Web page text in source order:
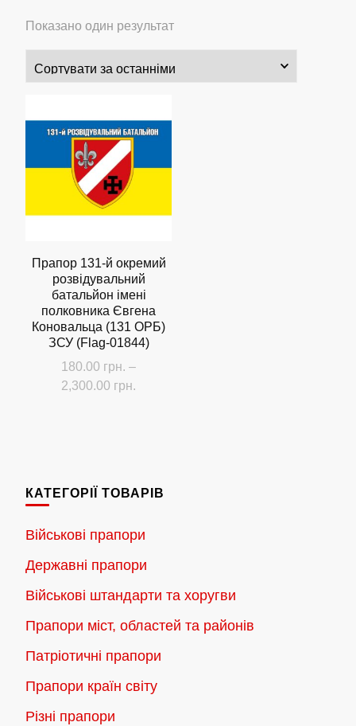
Показано один результат
Прапор 131-й окремий
розвідувальний
батальйон імені
полковника Євгена
Коновальца (131 ОРБ)
ЗСУ (Flag-01844)
180.00 грн. –
2,300.00 грн.
варіантів.
можна
вибрати
на
товару
КАТЕГОРІЇ ТОВАРІВ
Військові прапори
Державні прапори
Військові штандарти та хоругви
Прапори міст, областей та районів
Патріотичні прапори
Прапори країн світу
Різні прапори